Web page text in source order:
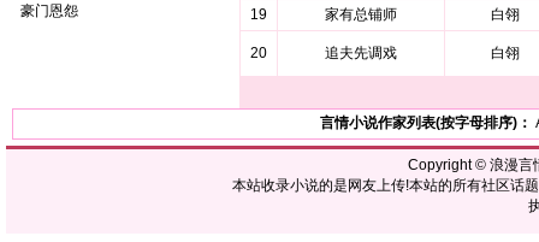
豪门恩怨
19 家有总铺师 白翎
20 追夫先调戏 白翎
言情小说作家列表(按字母排序)：
Copyright © 浪漫言
本站收录小说的是网友上传!本站的所有社区话